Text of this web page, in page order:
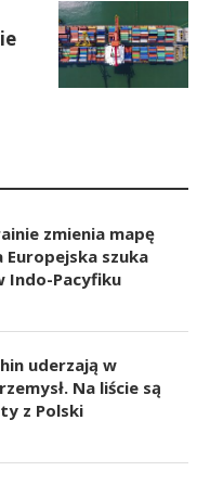
zmienia mapę
Europejska szuka
Indo-Pacyfiku
uderzają w
Na liście są
z Polski